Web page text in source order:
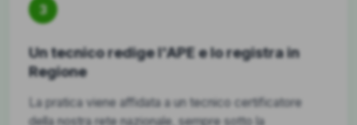
3
Un tecnico redige l'APE e lo registra in
Regione
La pratica viene affidata a un tecnico certificatore
della nostra rete nazionale, sempre sotto la